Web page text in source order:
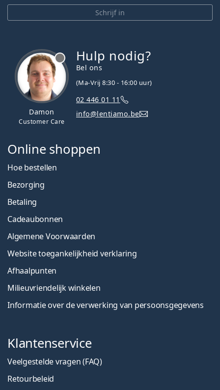
Schrijf in
Damon
Customer Care
Hulp nodig?
Bel ons
(Ma-Vrij 8:30 - 16:00 uur)
02 446 01 11
info@lentiamo.be
Online shoppen
Hoe bestellen
Bezorging
Betaling
Cadeaubonnen
Algemene Voorwaarden
Website toegankelijkheid verklaring
Afhaalpunten
Milieuvriendelijk winkelen
Informatie over de verwerking van persoonsgegevens
Klantenservice
Veelgestelde vragen (FAQ)
Retourbeleid